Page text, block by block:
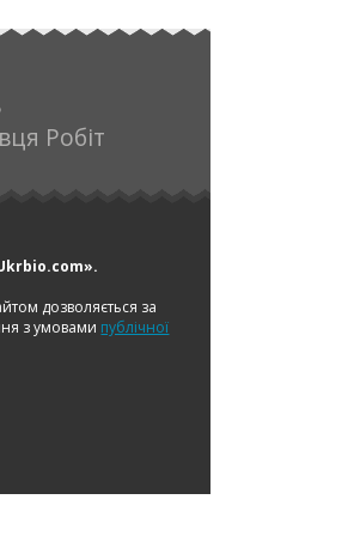
Робіт
дозволяється за
з умовами публічної